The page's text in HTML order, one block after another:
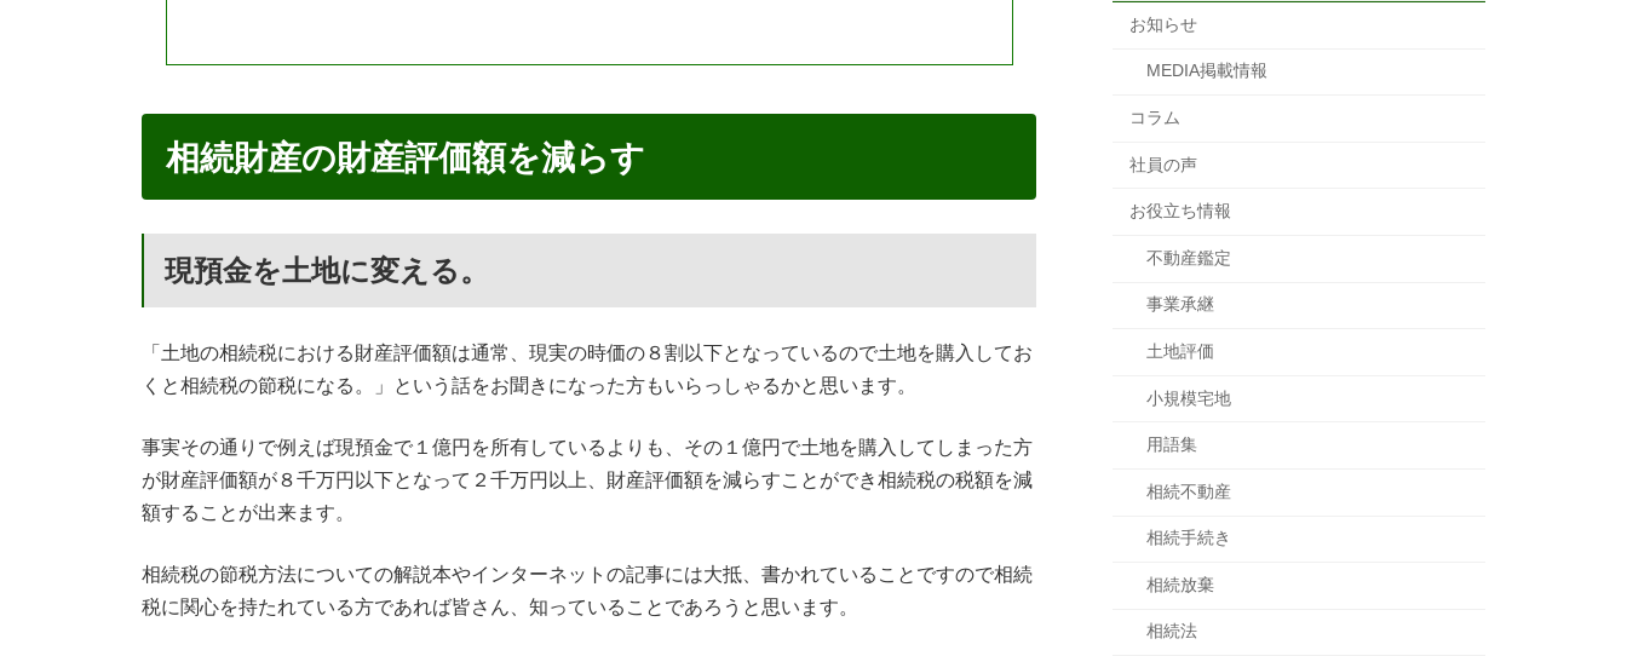
相続財産の財産評価額を減らす
現預金を土地に変える。
「土地の相続税における財産評価額は通常、現実の時価の８割以下となっているので土地を購入してお
くと相続税の節税になる。」という話をお聞きになった方もいらっしゃるかと思います。
事実その通りで例えば現預金で１億円を所有しているよりも、その１億円で土地を購入してしまった方
が財産評価額が８千万円以下となって２千万円以上、財産評価額を減らすことができ相続税の税額を減
額することが出来ます。
相続税の節税方法についての解説本やインターネットの記事には大抵、書かれていることですので相続
税に関心を持たれている方であれば皆さん、知っていることであろうと思います。
お知らせ
MEDIA掲載情報
コラム
社員の声
お役立ち情報
不動産鑑定
事業承継
土地評価
小規模宅地
用語集
相続不動産
相続手続き
相続放棄
相続法